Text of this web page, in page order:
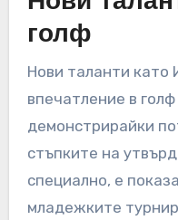
голф
Нови таланти като
впечатление в
демонстрирайки
стъпките на
специално, е
младежките